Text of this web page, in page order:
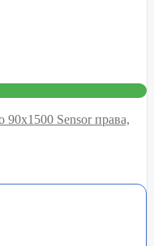
Sensor права,